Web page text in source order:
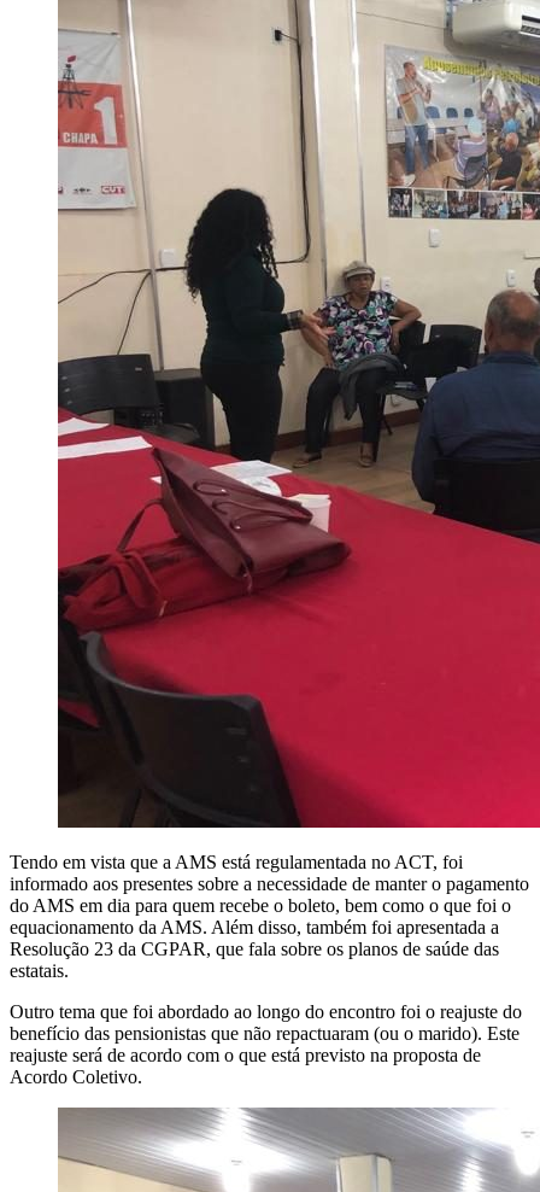
Tendo em vista que a AMS está regulamentada no ACT, foi
informado aos presentes sobre a necessidade de manter o pagamento
do AMS em dia para quem recebe o boleto, bem como o que foi o
equacionamento da AMS. Além disso, também foi apresentada a
Resolução 23 da CGPAR, que fala sobre os planos de saúde das
estatais.
Outro tema que foi abordado ao longo do encontro foi o reajuste do
benefício das pensionistas que não repactuaram (ou o marido). Este
reajuste será de acordo com o que está previsto na proposta de
Acordo Coletivo.